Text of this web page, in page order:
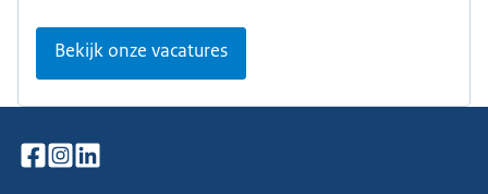
Bekijk onze vacatures